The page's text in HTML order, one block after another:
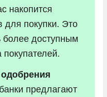
накопится
для покупки. Это
более доступным
покупателей.
предлагают